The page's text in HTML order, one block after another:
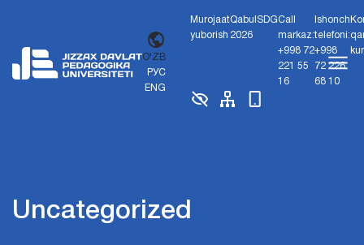
O'ZB
РУС
ENG
Murojaat
yuborish
Qabul
2026
SDGCall
markaz:
+998 72
221 55
16
Ishonch
telefoni:
+998
72 226
68 10
Uncategorized